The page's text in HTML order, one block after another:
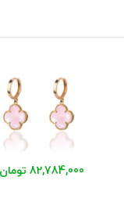
82,784,000 تومان